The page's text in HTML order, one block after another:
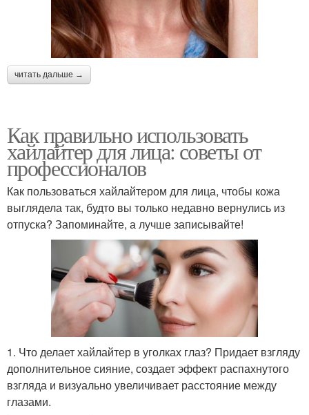
читать дальше →
Как правильно использовать
хайлайтер для лица: советы от
профессионалов
Как пользоваться хайлайтером для лица, чтобы кожа
выглядела так, будто вы только недавно вернулись из
отпуска? Запоминайте, а лучше записывайте!
1. Что делает хайлайтер в уголках глаз? Придает взгляду
дополнительное сияние, создает эффект распахнутого
взгляда и визуально увеличивает расстояние между
глазами.